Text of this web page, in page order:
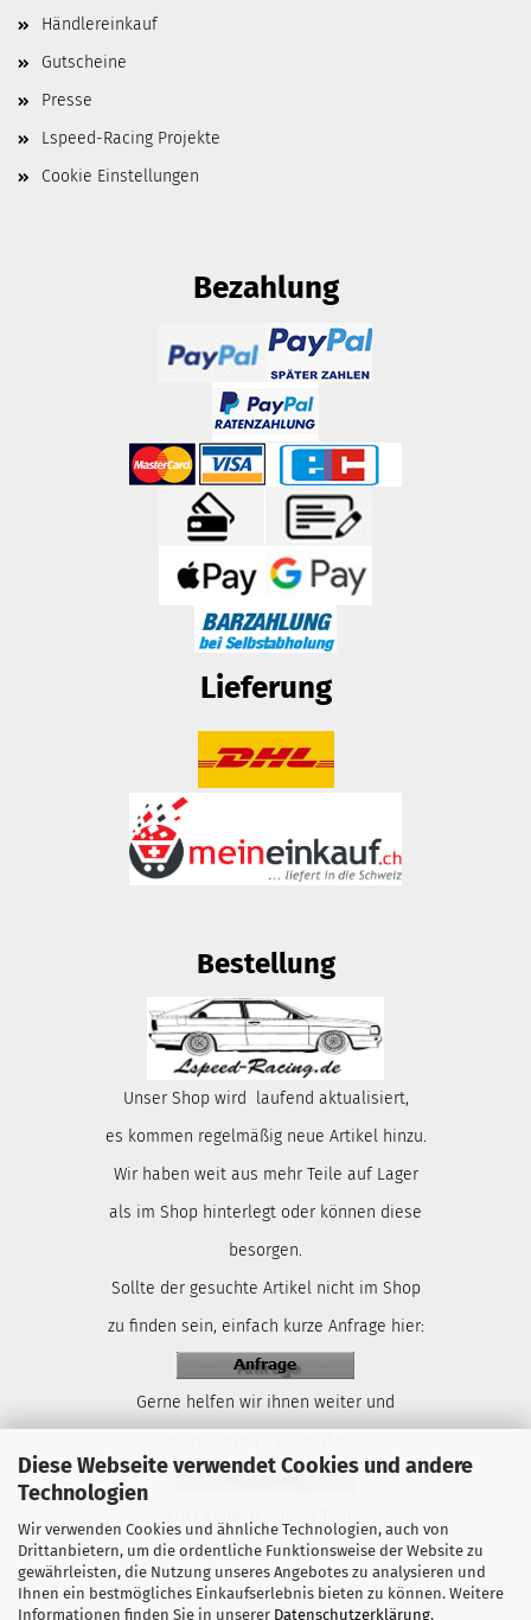
Diese Webseite verwendet Cookies und andere
Technologien
Wir verwenden Cookies und ähnliche Technologien, auch von
Drittanbietern, um die ordentliche Funktionsweise der Website zu
gewährleisten, die Nutzung unseres Angebotes zu analysieren und
Ihnen ein bestmögliches Einkaufserlebnis bieten zu können. Weitere
Informationen finden Sie in unserer Datenschutzerklärung.
Händlereinkauf
Gutscheine
Presse
Lspeed-Racing Projekte
Cookie Einstellungen
Bezahlung
Lieferung
Bestellung
Unser Shop wird laufend aktualisiert,
es kommen regelmäßig neue Artikel hinzu.
Wir haben weit aus mehr Teile auf Lager
als im Shop hinterlegt oder können diese
besorgen.
Sollte der gesuchte Artikel nicht im Shop
zu finden sein, einfach kurze Anfrage hier:
Gerne helfen wir ihnen weiter und